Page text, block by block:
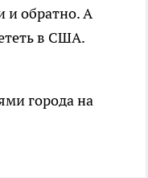
и обратно. А
в США.
города на